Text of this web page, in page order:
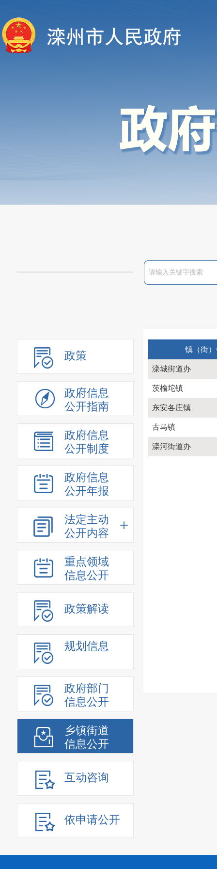
政策
政府信息
公开指南
政府信息
公开制度
政府信息
公开年报
法定主动
公开内容
重点领域
信息公开
政策解读
规划信息
政府部门
信息公开
乡镇街道
信息公开
互动咨询
依申请公开
镇（街
滦城街道办
茨榆坨镇
东安各庄镇
古马镇
滦河街道办